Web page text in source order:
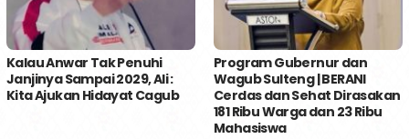
Kalau Anwar Tak Penuhi
Janjinya Sampai 2029, Ali :
Kita Ajukan Hidayat Cagub
Program Gubernur dan
Wagub Sulteng | BERANI
Cerdas dan Sehat Dirasakan
181 Ribu Warga dan 23 Ribu
Mahasiswa